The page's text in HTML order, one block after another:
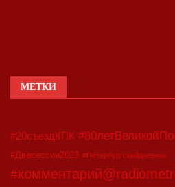
МЕТКИ
#20съездКПК
#Двесессии2023 #Петербургскийдневник